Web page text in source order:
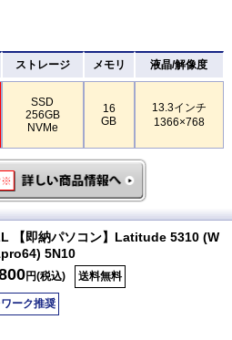
ストレージ メモリ 液晶/解像度
SSD
256GB
NVMe
16
GB
13.3インチ
1366×768
【即納パソコン】Latitude 5310 (W
5N10
円(税込) 送料無料
ーク推奨